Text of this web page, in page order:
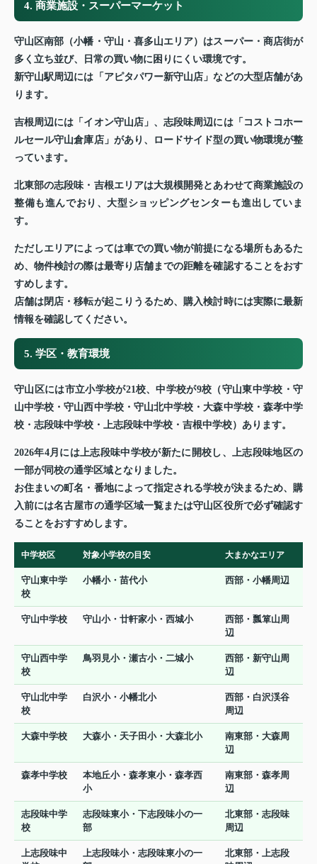
4. 商業施設・スーパーマーケット
守山区南部（小幡・守山・喜多山エリア）はスーパー・商店街が
多く立ち並び、日常の買い物に困りにくい環境です。
新守山駅周辺には「アピタパワー新守山店」などの大型店舗があ
ります。
吉根周辺には「イオン守山店」、志段味周辺には「コストコホー
ルセール守山倉庫店」があり、ロードサイド型の買い物環境が整
っています。
北東部の志段味・吉根エリアは大規模開発とあわせて商業施設の
整備も進んでおり、大型ショッピングセンターも進出していま
す。
ただしエリアによっては車での買い物が前提になる場所もあるた
め、物件検討の際は最寄り店舗までの距離を確認することをおす
すめします。
店舗は閉店・移転が起こりうるため、購入検討時には実際に最新
情報を確認してください。
5. 学区・教育環境
守山区には市立小学校が21校、中学校が9校（守山東中学校・守
山中学校・守山西中学校・守山北中学校・大森中学校・森孝中学
校・志段味中学校・上志段味中学校・吉根中学校）あります。
2026年4月には上志段味中学校が新たに開校し、上志段味地区の
一部が同校の通学区域となりました。
お住まいの町名・番地によって指定される学校が決まるため、購
入前には名古屋市の通学区域一覧または守山区役所で必ず確認す
ることをおすすめします。
中学校区 対象小学校の目安 大まかなエリア
守山東中学
校
小幡小・苗代小 西部・小幡周辺
守山中学校 守山小・廿軒家小・西城小
西部・瓢箪山周
辺
守山西中学
校
鳥羽見小・瀬古小・二城小
西部・新守山周
辺
守山北中学
校
白沢小・小幡北小
西部・白沢渓谷
周辺
大森中学校 大森小・天子田小・大森北小
南東部・大森周
辺
森孝中学校
本地丘小・森孝東小・森孝西
小
南東部・森孝周
辺
志段味中学
校
志段味東小・下志段味小の一
部
北東部・志段味
周辺
上志段味中
上志段味小・志段味東小の一
北東部・上志段